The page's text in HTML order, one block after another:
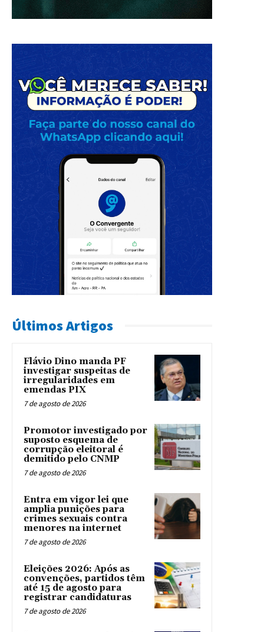
Últimos Artigos
Flávio Dino manda PF
investigar suspeitas de
irregularidades em
emendas PIX
7 de agosto de 2026
Promotor investigado por
suposto esquema de
corrupção eleitoral é
demitido pelo CNMP
7 de agosto de 2026
Entra em vigor lei que
amplia punições para
crimes sexuais contra
menores na internet
7 de agosto de 2026
Eleições 2026: Após as
convenções, partidos têm
até 15 de agosto para
registrar candidaturas
7 de agosto de 2026